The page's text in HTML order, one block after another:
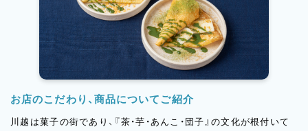
お店のこだわり、商品についてご紹介
川越は菓子の街であり、『茶・芋・あんこ・団子』の文化が根付いて